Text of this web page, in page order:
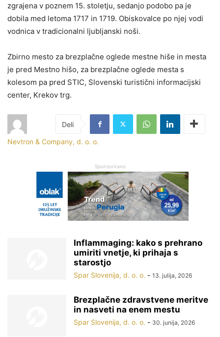
zgrajena v poznem 15. stoletju, sedanjo podobo pa je
dobila med letoma 1717 in 1719. Obiskovalce po njej vodi
vodnica v tradicionalni ljubljanski noši.
Zbirno mesto za brezplačne oglede mestne hiše in mesta
je pred Mestno hišo, za brezplačne oglede mesta s
kolesom pa pred STIC, Slovenski turistični informacijski
center, Krekov trg.
Nevtron & Company, d. o. o.
Sponzorirano
Inflammaging: kako s prehrano
umiriti vnetje, ki prihaja s
starostjo
Spar Slovenija, d. o. o. - 13. julija, 2026
Brezplačne zdravstvene meritve
in nasveti na enem mestu
Spar Slovenija, d. o. o. - 30. junija, 2026